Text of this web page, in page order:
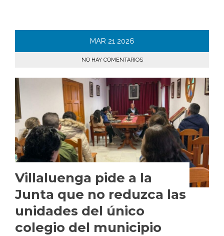
MAR 21 2026
NO HAY COMENTARIOS
Villaluenga pide a la
Junta que no reduzca las
unidades del único
colegio del municipio